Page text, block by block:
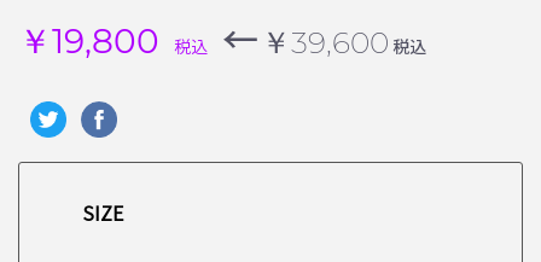
￥19,800 税込 ← ￥39,600 税込